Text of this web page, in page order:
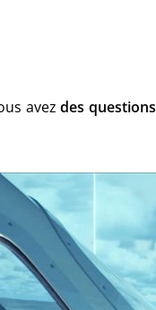
avezdes